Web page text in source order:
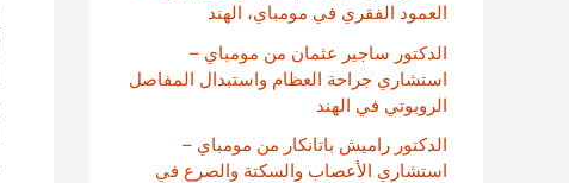
العمود الفقري في مومباي، الهند
الدكتور ساجير عثمان من مومباي –
استشاري جراحة العظام واستبدال المفاصل
الروبوتي في الهند
الدكتور راميش باتانكار من مومباي –
استشاري الأعصاب والسكتة والصرع في